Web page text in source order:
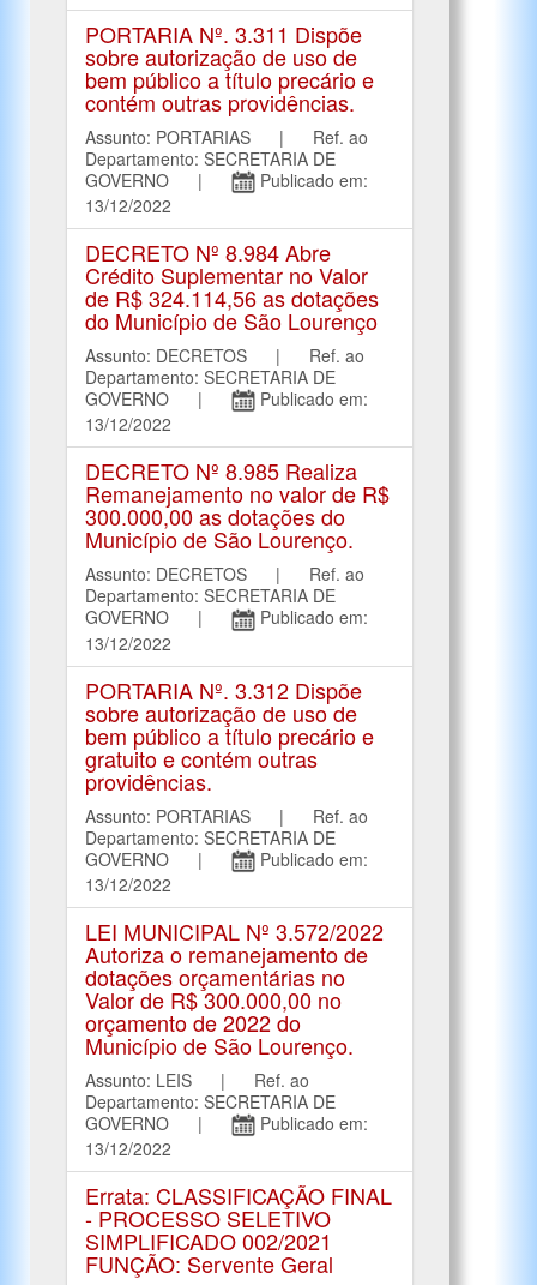
PORTARIA Nº. 3.311 Dispõe
sobre autorização de uso de
bem público a título precário e
contém outras providências.
Assunto: PORTARIAS | Ref. ao
Departamento: SECRETARIA DE
GOVERNO |
Publicado em:
13/12/2022
DECRETO Nº 8.984 Abre
Crédito Suplementar no Valor
de R$ 324.114,56 as dotações
do Município de São Lourenço
Assunto: DECRETOS | Ref. ao
Departamento: SECRETARIA DE
GOVERNO |
Publicado em:
13/12/2022
DECRETO Nº 8.985 Realiza
Remanejamento no valor de R$
300.000,00 as dotações do
Município de São Lourenço.
Assunto: DECRETOS | Ref. ao
Departamento: SECRETARIA DE
GOVERNO |
Publicado em:
13/12/2022
PORTARIA Nº. 3.312 Dispõe
sobre autorização de uso de
bem público a título precário e
gratuito e contém outras
providências.
Assunto: PORTARIAS | Ref. ao
Departamento: SECRETARIA DE
GOVERNO |
Publicado em:
13/12/2022
LEI MUNICIPAL Nº 3.572/2022
Autoriza o remanejamento de
dotações orçamentárias no
Valor de R$ 300.000,00 no
orçamento de 2022 do
Município de São Lourenço.
Assunto: LEIS | Ref. ao
Departamento: SECRETARIA DE
GOVERNO |
Publicado em:
13/12/2022
Errata: CLASSIFICAÇÃO FINAL
- PROCESSO SELETIVO
SIMPLIFICADO 002/2021
FUNÇÃO: Servente Geral